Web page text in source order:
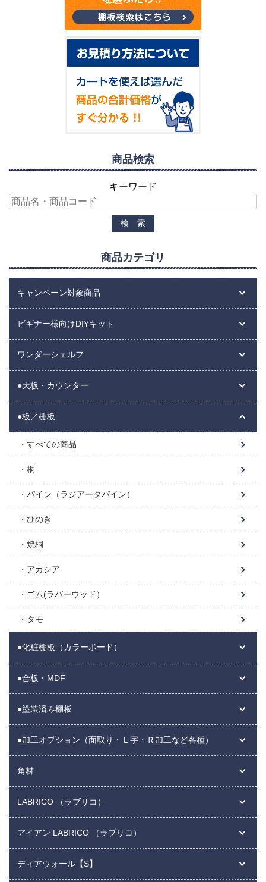
商品検索
キーワード
商品カテゴリ
キャンペーン対象商品
ビギナー様向けDIYキット
ワンダーシェルフ
●天板・カウンター
●板／棚板
すべての商品
桐
パイン（ラジアータパイン）
ひのき
焼桐
アカシア
ゴム(ラバーウッド）
タモ
●化粧棚板（カラーボード）
●合板・MDF
●塗装済み棚板
●加工オプション（面取り・Ｌ字・Ｒ加工など各種）
角材
LABRICO （ラブリコ）
アイアン LABRICO （ラブリコ）
ディアウォール【S】